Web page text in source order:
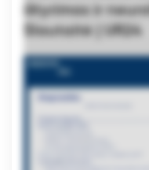
ištyrimas ir
Slautaitė | UR24